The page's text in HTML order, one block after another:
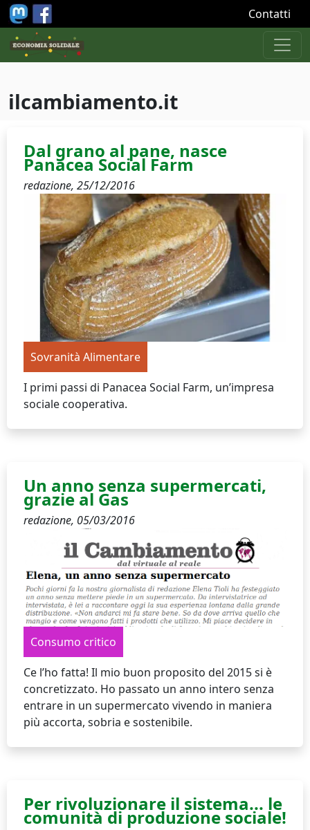
Salta al contenuto principale Contatti
ilcambiamento.it
Dal grano al pane, nasce
Panacea Social Farm
redazione, 25/12/2016
Sovranità Alimentare
I primi passi di Panacea Social Farm, un’impresa
sociale cooperativa.
Un anno senza supermercati,
grazie al Gas
redazione, 05/03/2016
Consumo critico
Ce l’ho fatta! Il mio buon proposito del 2015 si è
concretizzato. Ho passato un anno intero senza
entrare in un supermercato vivendo in maniera
più accorta, sobria e sostenibile.
Per rivoluzionare il sistema... le
comunità di produzione sociale!